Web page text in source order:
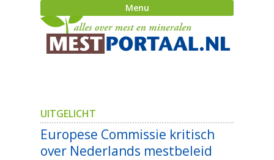
Menu
UITGELICHT
Europese Commissie kritisch
over Nederlands mestbeleid